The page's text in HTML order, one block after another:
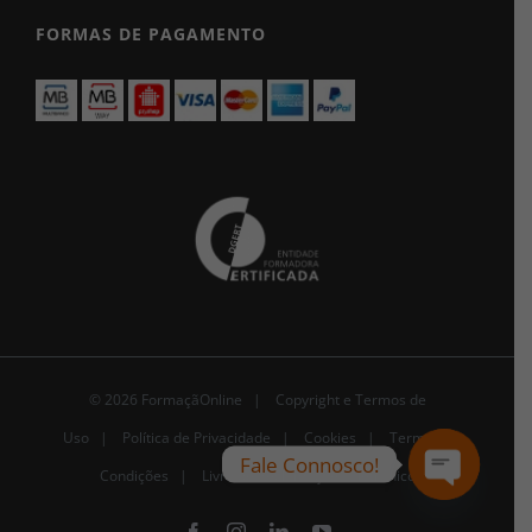
FORMAS DE PAGAMENTO
© 2026 FormaçãOnline |
Copyright e Termos de
Uso | Política de Privacidade | Cookies |
Termos e
Condições |
Livro de Reclamações Eletrónico
Fale Connosco!